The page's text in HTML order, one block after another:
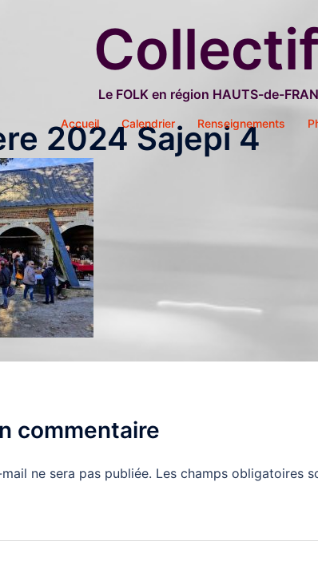
Le FOLK en région HAUTS-de-
Accueil Calendrier Renseignements
2024 Sajepi 4
commentaire
ne sera pas publiée. Les champs obligatoires